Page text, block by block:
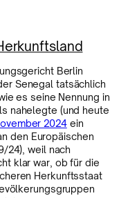
Berlin
Senegal tatsächlich
es seine Nennung in
nahelegte (und heute
2024ein
den Europäischen
24), weil nach
klar war, ob für die
Herkunftsstaat